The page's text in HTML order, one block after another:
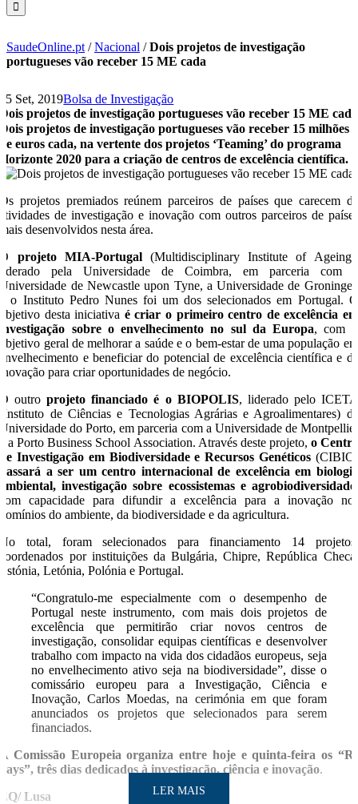
SaudeOnline.pt /Nacional /Dois projetos de investigação
portugueses vão receber 15 ME cada
25 Set, 2019Bolsa de Investigação
Dois projetos de investigação portugueses vão receber 15 ME cada
Dois projetos de investigação portugueses vão receber 15 milhões
de euros cada, na vertente dos projetos ‘Teaming’ do programa
Horizonte 2020 para a criação de centros de excelência científica.
Os projetos premiados reúnem parceiros de países que carecem de
atividades de investigação e inovação com outros parceiros de países
mais desenvolvidos nesta área.
O projeto MIA-Portugal(Multidisciplinary Institute of Ageing),
liderado pela Universidade de Coimbra, em parceria com a
Universidade de Newcastle upon Tyne, a Universidade de Groningen
e o Instituto Pedro Nunes foi um dos selecionados em Portugal. O
objetivo desta iniciativa é criar o primeiro centro de excelência em
investigação sobre o envelhecimento no sul da Europa, com o
objetivo geral de melhorar a saúde e o bem-estar de uma população em
envelhecimento e beneficiar do potencial de excelência científica e de
inovação para criar oportunidades de negócio.
O outroprojeto financiado é o BIOPOLIS, liderado pelo ICETA
(Instituto de Ciências e Tecnologias Agrárias e Agroalimentares) da
Universidade do Porto, em parceria com a Universidade de Montpellier
e a Porto Business School Association. Através deste projeto, o Centro
de Investigação em Biodiversidade e Recursos Genéticos(CIBIO)
passará a ser um centro internacional de excelência em biologia
ambiental, investigação sobre ecossistemas e agrobiodiversidade,
com capacidade para difundir a excelência para a inovação nos
domínios do ambiente, da biodiversidade e da agricultura.
No total, foram selecionados para financiamento 14 projetos,
coordenados por instituições da Bulgária, Chipre, República Checa,
Estónia, Letónia, Polónia e Portugal.
“Congratulo-me especialmente com o desempenho de
Portugal neste instrumento, com mais dois projetos de
excelência que permitirão criar novos centros de
investigação, consolidar equipas científicas e desenvolver
trabalho com impacto na vida dos cidadãos europeus, seja
no envelhecimento ativo seja na biodiversidade”, disse o
comissário europeu para a Investigação, Ciência e
Inovação, Carlos Moedas, na cerimónia em que foram
anunciados os projetos que selecionados para serem
financiados.
A Comissão Europeia organiza entre hoje e quinta-feira os “RI
days”, três dias dedicados à investigação, ciência e inovação.
EQ/ Lusa
LER MAIS